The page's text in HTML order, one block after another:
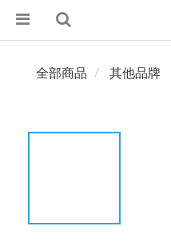
全部商品 其他品牌